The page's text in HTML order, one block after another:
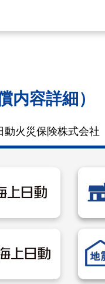
内容詳細）
動火災保険株式会社